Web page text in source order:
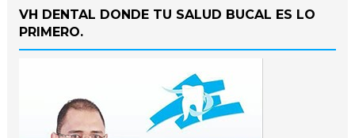
VH DENTAL DONDE TU SALUD BUCAL ES LO
PRIMERO.